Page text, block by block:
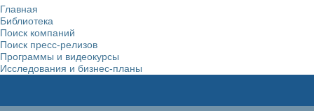
Главная
Библиотека
Поиск компаний
Поиск пресс-релизов
Программы и видеокурсы
Исследования и бизнес-планы